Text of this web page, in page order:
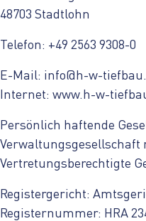
48703 Stadtlohn
Telefon: +49 2563 9308-0
E-Mail: info@h-w-
Internet: www.h-w-
Persönlich haftende
Verwaltungsgesellschaft
Vertretungsberechtigte
Registergericht:
Registernummer: HRA